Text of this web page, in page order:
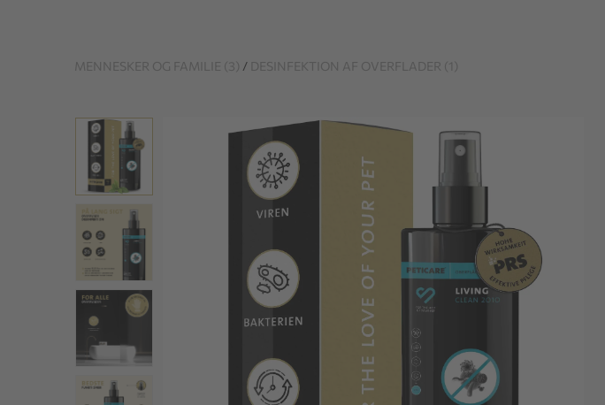
MENNESKER OG FAMILIE (3) / DESINFEKTION AF OVERFLADER (1)